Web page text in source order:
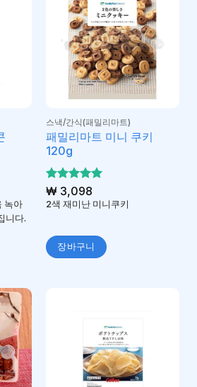
녹아
니다.
스낵/간식(패밀리마트)
패밀리마트 미니 쿠키
120g
5 중에서
5로 평가
₩3,098
2색 재미난 미니쿠키
장바구니